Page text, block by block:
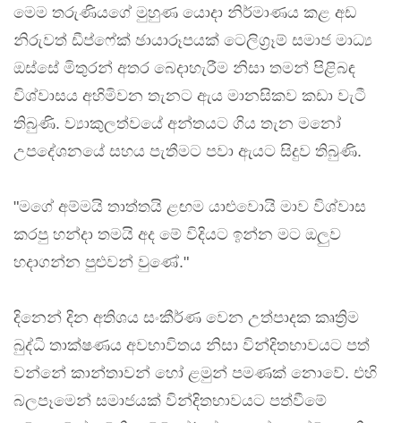
මෙම තරුණියගේ මුහුණ යොදා නිර්මාණය කළ අඩ
නිරුවත් ඩීප්ෆේක් ඡායාරූපයක් ටෙලිග්‍රෑම් සමාජ මාධ්‍ය
ඔස්සේ මිතුරන් අතර බෙදාහැරීම නිසා තමන් පිළිබඳ
විශ්වාසය අහිමිවන තැනට ඇය මානසිකව කඩා වැටී
තිබුණි. ව්‍යාකුලත්වයේ අන්තයට ගිය තැන මනෝ
උපදේශනයේ සහය පැතීමට පවා ඇයට සිදුව තිබුණි.
"මගේ අම්මයි තාත්තයි ළඟම යාළුවොයි මාව විශ්වාස
කරපු හන්දා තමයි අද මේ විදියට ඉන්න මට ඔලුව
හදාගන්න පුළුවන් වුණේ."
දිනෙන් දින අතිශය සංකීර්ණ වෙන උත්පාදක කෘත්‍රිම
බුද්ධි තාක්ෂණය අවභාවිතය නිසා වින්දිතභාවයට පත්
වන්නේ කාන්තාවන් හෝ ළමුන් පමණක් නොවේ. එහි
බලපෑමෙන් සමාජයක් වින්දිතභාවයට පත්වීමේ